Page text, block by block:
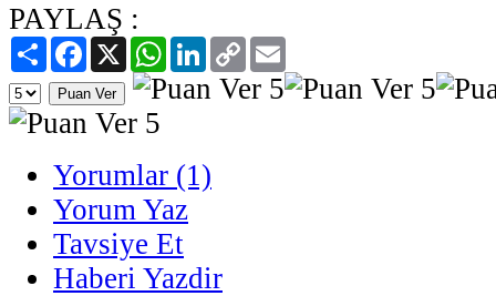
PAYLAŞ :
PaylaşFacebook
X WhatsAppLinkedIn
Copy
Link
Yorumlar (1)
Yorum Yaz
Tavsiye Et
Haberi Yazdir